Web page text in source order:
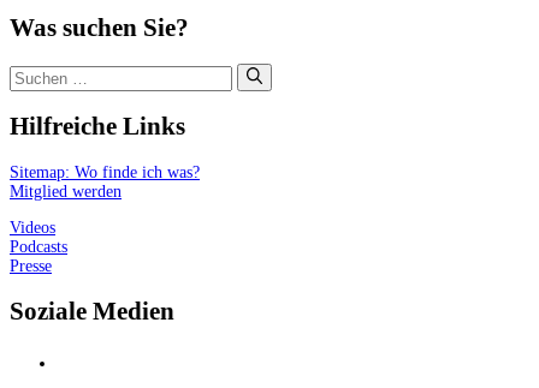
Was suchen Sie?
Suchen
nach:
Hilfreiche Links
Sitemap: Wo finde ich was?
Mitglied werden
Videos
Podcasts
Presse
Soziale Medien